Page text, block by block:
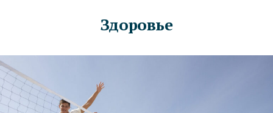
Здоровье